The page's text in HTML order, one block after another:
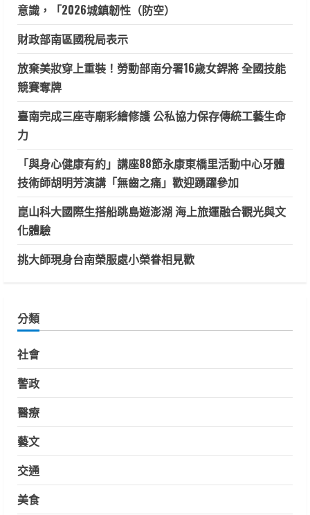
意識，「2026城鎮韌性（防空）
財政部南區國稅局表示
放棄美妝穿上重裝！勞動部南分署16歲女銲將 全國技能
競賽奪牌
臺南完成三座寺廟彩繪修護 公私協力保存傳統工藝生命
力
「與身心健康有約」講座88節永康東橋里活動中心牙體
技術師胡明芳演講「無齒之痛」歡迎踴躍參加
崑山科大國際生搭船跳島遊澎湖 海上旅運融合觀光與文
化體驗
挑大師現身台南榮服處小榮眷相見歡
分類
社會
警政
醫療
藝文
交通
美食